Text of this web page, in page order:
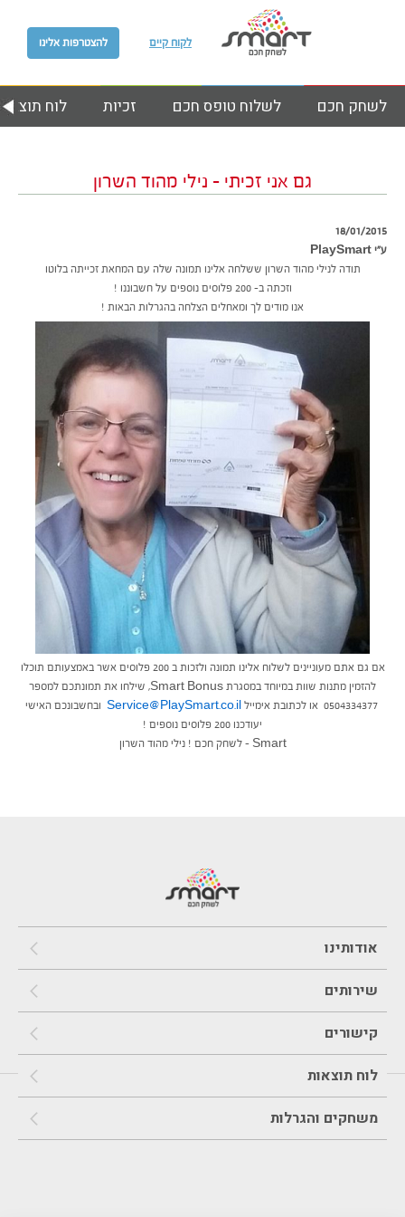
להצטרפות אלינו לקוח קיים
לוח זכיות לשלוח טופס חכם לשחק חכם
גם אני זכיתי – נילי מהוד השרון
18/01/2015
ע״י PlaySmart
תודה לנילי מהוד השרון ששלחה אלינו תמונה שלה עם המחאת זכייתה בלוטו
וזכתה ב- 200 פלוסים נוספים על חשבוננו !
אנו מודים לך ומאחלים הצלחה בהגרלות הבאות !
אם גם אתם מעוניינים לשלוח אלינו תמונה ולזכות ב 200 פלוסים אשר באמצעותם תוכלו
להזמין מתנות שוות במיוחד במסגרת Smart Bonus, שילחו את תמונתכם למספר
0504334377 או לכתובת אימייל
Service@PlaySmart.co.il ובחשבונכם האישי
יעודכנו 200 פלוסים נוספים !
Smart – לשחק חכם ! נילי מהוד השרון
אודותינו
שירותים
קישורים
לוח תוצאות
משחקים והגרלות